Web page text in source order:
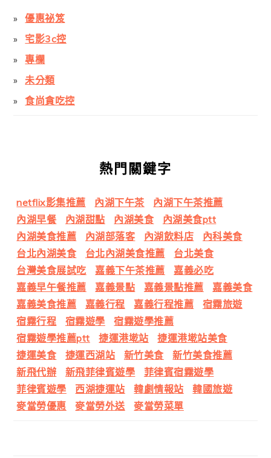
優惠祕笈
宅影3c控
專欄
未分類
食尚貪吃控
熱門關鍵字
netflix影集推薦 內湖下午茶
內湖下午茶推薦
內湖早餐
內湖甜點 內湖美食
內湖美食ptt
內湖美食推薦
內湖部落客 內湖飲料店
內科美食
台北內湖美食
台北內湖美食推薦
台北美食
台灣美食展試吃
嘉義下午茶推薦
嘉義必吃
嘉義早午餐推薦
嘉義景點 嘉義景點推薦
嘉義美食
嘉義美食推薦
嘉義行程 嘉義行程推薦
宿霧旅遊
宿霧行程
宿霧遊學
宿霧遊學推薦
宿霧遊學推薦ptt
捷運港墘站
捷運港墘站美食
捷運美食
捷運西湖站 新竹美食
新竹美食推薦
新飛代辦
新飛菲律賓遊學
菲律賓宿霧遊學
菲律賓遊學
西湖捷運站 韓劇情報站
韓國旅遊
麥當勞優惠
麥當勞外送 麥當勞菜單